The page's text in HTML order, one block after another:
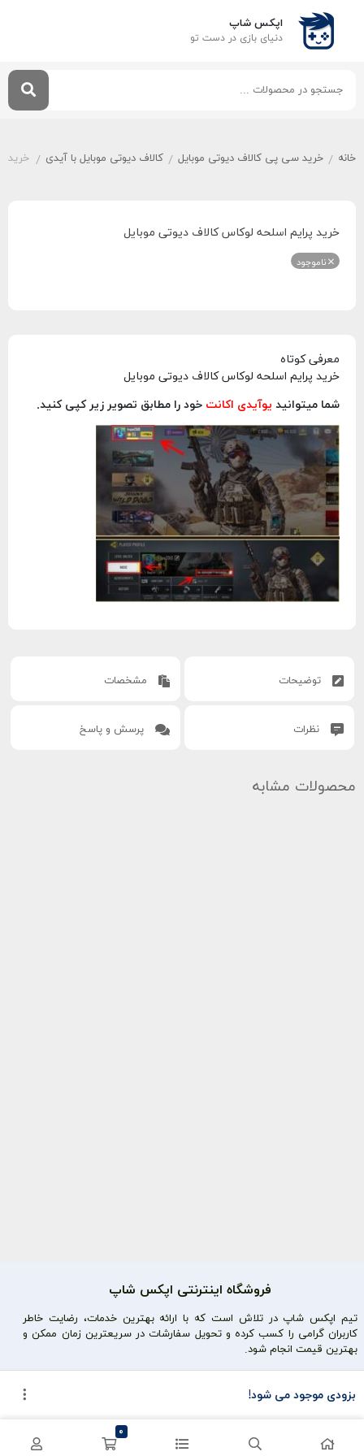
اپکس شاپ
دنیای بازی‌ در دست تو
خانه / خرید سی پی کالاف دیوتی موبایل / کالاف دیوتی موبایل با آیدی / خرید
خرید پرایم اسلحه لوکاس کالاف دیوتی موبایل
ناموجود
معرفی کوتاه
خرید پرایم اسلحه لوکاس کالاف دیوتی موبایل
شما میتوانید یوآیدی اکانت خود را مطابق تصویر زیر کپی کنید.
توضیحات مشخصات
نظرات پرسش و پاسخ
محصولات مشابه
بزودی موجود می شود!
فروشگاه اینترنتی اپکس شاپ
تیم اپکس شاپ در تلاش است که با ارائه بهترین خدمات، رضایت خاطر
کاربران گرامی را کسب کرده و تحویل سفارشات در سریعترین زمان ممکن و
بهترین قیمت انجام شود.
کریستال گنشین
سفارشات
0